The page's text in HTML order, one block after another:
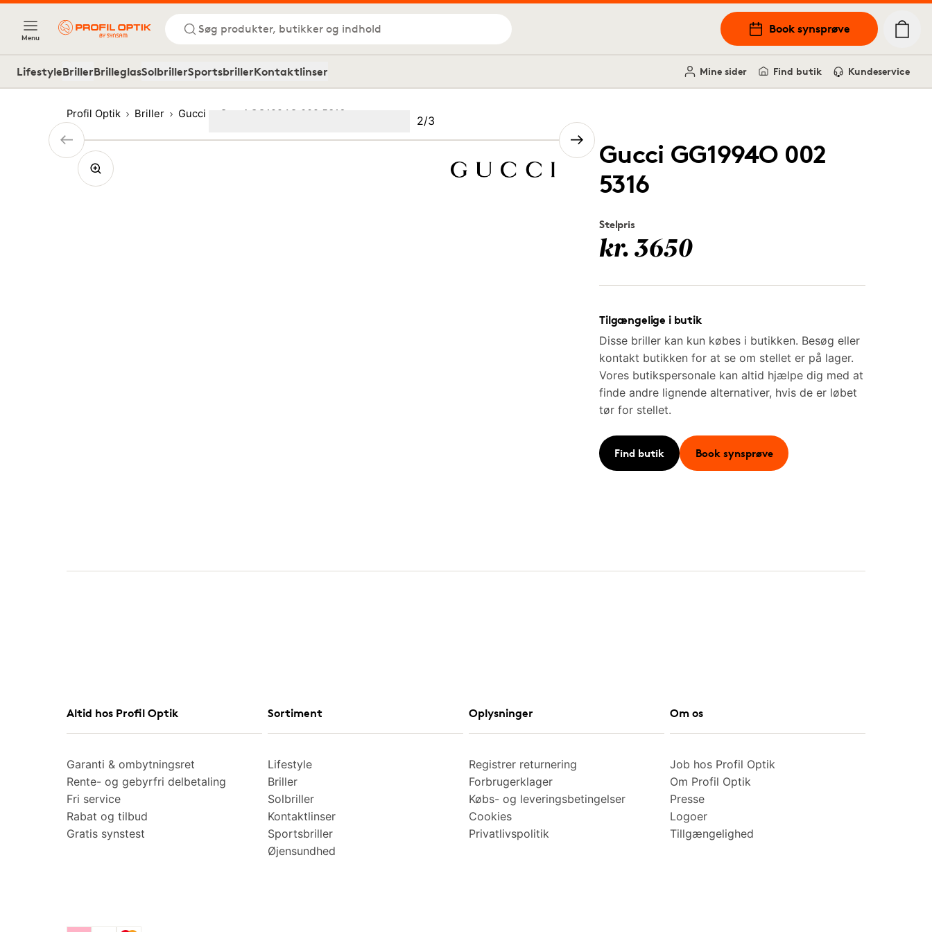
Menu
Søg produkter, butikker og indhold Book synsprøve
LifestyleBrillerBrilleglasSolbrillerSportsbrillerKontaktlinser Mine sider Find butik Kundeservice
Profil Optik Briller Gucci Gucci GG1994O 002 5316
Gucci GG1994O 002
5316
Stelpris
kr. 3650
Tilgængelige i butik
Disse briller kan kun købes i butikken. Besøg eller
kontakt butikken for at se om stellet er på lager.
Vores butikspersonale kan altid hjælpe dig med at
finde andre lignende alternativer, hvis de er løbet
tør for stellet.
Find butik Book synsprøve
Billede
2/3
3
Altid hos Profil Optik
Garanti & ombytningsret
Rente- og gebyrfri delbetaling
Fri service
Rabat og tilbud
Gratis synstest
Sortiment
Lifestyle
Briller
Solbriller
Kontaktlinser
Sportsbriller
Øjensundhed
Oplysninger
Registrer returnering
Forbrugerklager
Købs- og leveringsbetingelser
Cookies
Privatlivspolitik
Om os
Job hos Profil Optik
Om Profil Optik
Presse
Logoer
Tillgængelighed